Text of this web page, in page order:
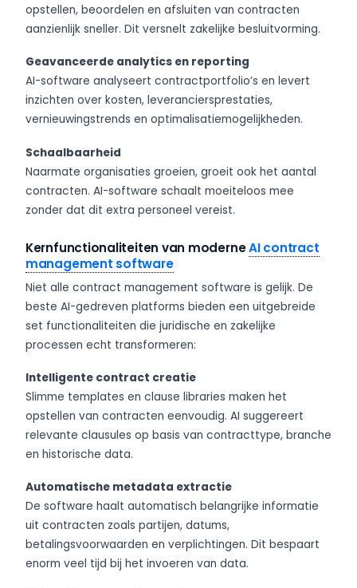
opstellen, beoordelen en afsluiten van contracten
aanzienlijk sneller. Dit versnelt zakelijke besluitvorming.
Geavanceerde analytics en reporting
AI-software analyseert contractportfolio’s en levert
inzichten over kosten, leveranciersprestaties,
vernieuwingstrends en optimalisatiemogelijkheden.
Schaalbaarheid
Naarmate organisaties groeien, groeit ook het aantal
contracten. AI-software schaalt moeiteloos mee
zonder dat dit extra personeel vereist.
Kernfunctionaliteiten van moderneAI contract
management software
Niet alle contract management software is gelijk. De
beste AI-gedreven platforms bieden een uitgebreide
set functionaliteiten die juridische en zakelijke
processen echt transformeren:
Intelligente contract creatie
Slimme templates en clause libraries maken het
opstellen van contracten eenvoudig. AI suggereert
relevante clausules op basis van contracttype, branche
en historische data.
Automatische metadata extractie
De software haalt automatisch belangrijke informatie
uit contracten zoals partijen, datums,
betalingsvoorwaarden en verplichtingen. Dit bespaart
enorm veel tijd bij het invoeren van data.